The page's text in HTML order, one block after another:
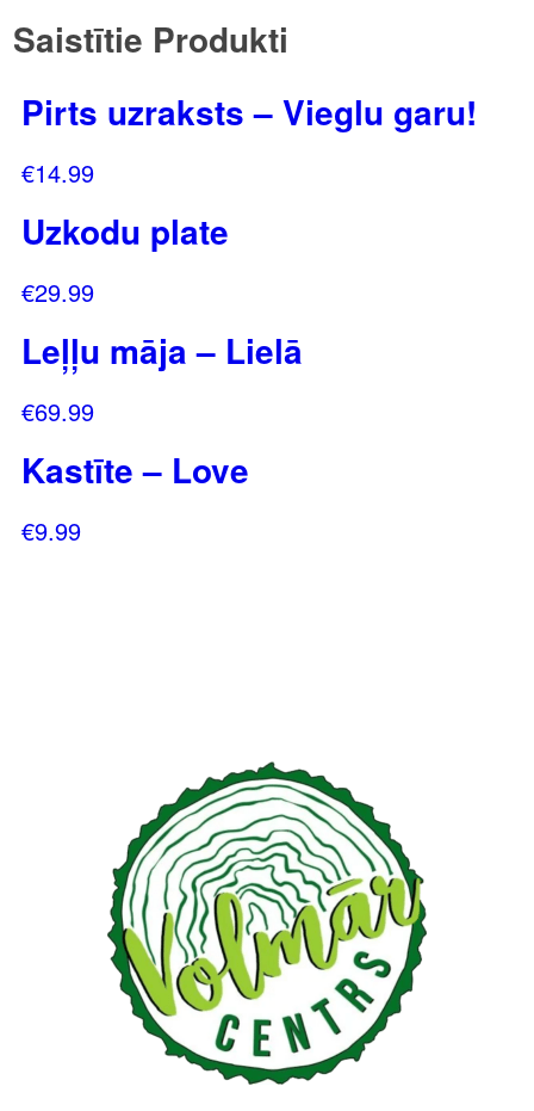
Saistītie Produkti
Pirts uzraksts – Vieglu garu!
€14.99
Uzkodu plate
€29.99
Leļļu māja – Lielā
€69.99
Kastīte – Love
€9.99